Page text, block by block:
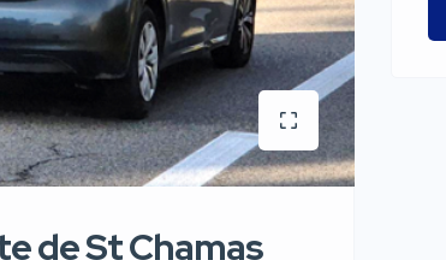
de St Chamas